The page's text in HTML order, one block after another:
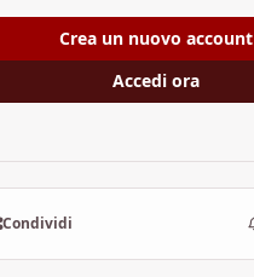
Crea un nuovo account
Accedi ora
Condividi